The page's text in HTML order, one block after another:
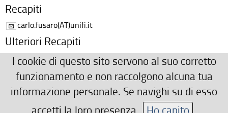
Recapiti
carlo.fusaro(AT)unifi.it
Ulteriori Recapiti
D/4 - stanza 229 (via delle Pandette 35 - 50127 Firenze)
055/4374356 - 055/4374351
carlo.fusaro(AT)unifi.it
www.carlofusaro.it
I cookie di questo sito servono al suo corretto
funzionamento e non raccolgono alcuna tua
informazione personale. Se navighi su di esso
accetti la loro presenza.
Ho capito